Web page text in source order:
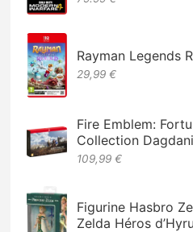
Rayman Legends
29,99 €
Fire Emblem:
Collection
109,99 €
Figurine Hasbro
Zelda Héros